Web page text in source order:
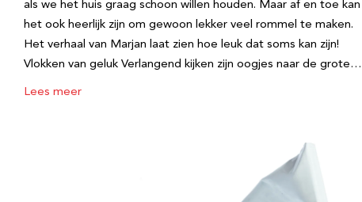
als we het huis graag schoon willen houden. Maar af en toe kan
het ook heerlijk zijn om gewoon lekker veel rommel te maken.
Het verhaal van Marjan laat zien hoe leuk dat soms kan zijn!
Vlokken van geluk Verlangend kijken zijn oogjes naar de grote…
Lees meer